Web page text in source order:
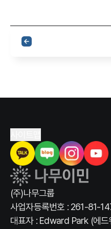
(주)나무그룹
사업자등록번호 : 261-81-
대표자 : Edward Park (에드